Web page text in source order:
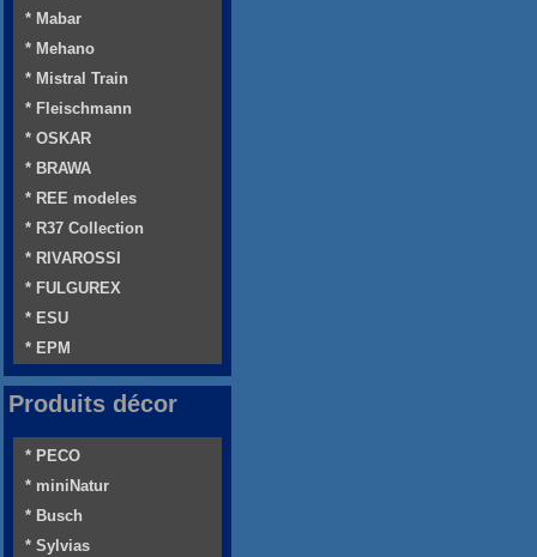
* Mabar
* Mehano
* Mistral Train
* Fleischmann
* OSKAR
* BRAWA
* REE modeles
* R37 Collection
* RIVAROSSI
* FULGUREX
* ESU
* EPM
Produits décor
* PECO
* miniNatur
* Busch
* Sylvias